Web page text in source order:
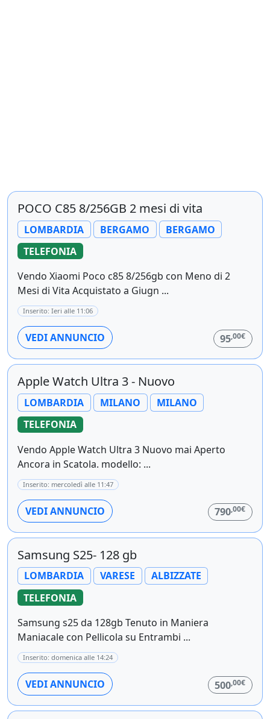
POCO C85 8/256GB 2 mesi di vita
LOMBARDIA BERGAMO
BERGAMO
TELEFONIA
Vendo Xiaomi Poco c85 8/256gb con Meno di 2
Mesi di Vita Acquistato a Giugn ...
Inserito: Ieri alle 11:06
VEDI ANNUNCIO 95,00€
Apple Watch Ultra 3 - Nuovo
LOMBARDIA MILANO
MILANO
TELEFONIA
Vendo Apple Watch Ultra 3 Nuovo mai Aperto
Ancora in Scatola. modello: ...
Inserito: mercoledì alle 11:47
VEDI ANNUNCIO 790,00€
Samsung S25- 128 gb
LOMBARDIA VARESE
ALBIZZATE
TELEFONIA
Samsung s25 da 128gb Tenuto in Maniera
Maniacale con Pellicola su Entrambi ...
Inserito: domenica alle 14:24
VEDI ANNUNCIO 500,00€